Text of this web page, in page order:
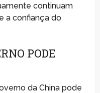
continuam
a confiança do
PODE
da China pode